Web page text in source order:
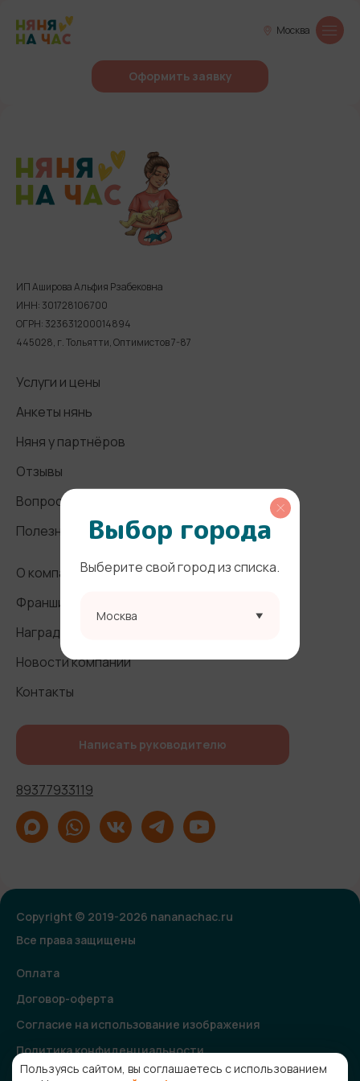
Москва
Оформить заявку
ИП Аширова Альфия Рзабековна
ИНН: 301728106700
ОГРН: 323631200014894
445028, г. Тольятти, Оптимистов 7-87
Услуги и цены
Анкеты нянь
Няня у партнёров
Отзывы
Вопросы и ответы
Полезные статьи
О компании
Франшиза
Награды и СМИ
Новости компании
Контакты
Написать руководителю
89377933119
Copyright © 2019-2026 nananachac.ru
Все права защищены
Оплата
Договор-оферта
Согласие на использование изображения
Политика конфиденциальности
Согласие на получение рекламной и информационной
Выбор города
Выберите свой город из списка.
Москва
Пользуясь сайтом, вы соглашаетесь с использованием